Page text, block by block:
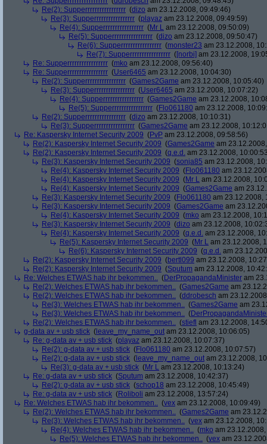
Re(2): Supperrrrrrrrrrrrrrrrr (dizo am 23.12.2008, 09:49:46)
Re(3): Supperrrrrrrrrrrrrrrrr (playaz am 23.12.2008, 09:49:59)
Re(4): Supperrrrrrrrrrrrrrrrr (Mr L am 23.12.2008, 09:50:09)
Re(5): Supperrrrrrrrrrrrrrrrr (dizo am 23.12.2008, 09:50:47)
Re(6): Supperrrrrrrrrrrrrrrrr (monster23 am 23.12.2008,
Re(7): Supperrrrrrrrrrrrrrrrr ([norbi] am 23.12.2008,
Re: Supperrrrrrrrrrrrrrrrr (mko am 23.12.2008, 09:56:40)
Re: Supperrrrrrrrrrrrrrrrr (User6465 am 23.12.2008, 10:04:30)
Re(2): Supperrrrrrrrrrrrrrrrr (Games2Game am 23.12.2008, 10:05:40)
Re(3): Supperrrrrrrrrrrrrrrrr (User6465 am 23.12.2008, 10:07:22)
Re(4): Supperrrrrrrrrrrrrrrrr (Games2Game am 23.12.2008,
Re(5): Supperrrrrrrrrrrrrrrrr (Flo061180 am 23.12.2008,
Re(2): Supperrrrrrrrrrrrrrrrr (dizo am 23.12.2008, 10:10:31)
Re(3): Supperrrrrrrrrrrrrrrrr (Games2Game am 23.12.2008,
Re: Kaspersky Internet Security 2009 (PvP am 23.12.2008, 09:58:56)
Re(2): Kaspersky Internet Security 2009 (Games2Game am
Re(2): Kaspersky Internet Security 2009 (q.e.d. am 23.12.2008,
Re(3): Kaspersky Internet Security 2009 (sonja85 am 23.12.2008,
Re(4): Kaspersky Internet Security 2009 (Flo061180 am
Re(4): Kaspersky Internet Security 2009 (Mr L am 23.12.2008,
Re(4): Kaspersky Internet Security 2009 (Games2Game am
Re(3): Kaspersky Internet Security 2009 (Flo061180 am 23.12.2008,
Re(3): Kaspersky Internet Security 2009 (Games2Game am
Re(4): Kaspersky Internet Security 2009 (mko am 23.12.2008,
Re(3): Kaspersky Internet Security 2009 (dizo am 23.12.2008,
Re(4): Kaspersky Internet Security 2009 (q.e.d. am 23.12.2008,
Re(5): Kaspersky Internet Security 2009 (Mr L am 23.12.2008,
Re(6): Kaspersky Internet Security 2009 (q.e.d. am
Re(2): Kaspersky Internet Security 2009 (bertl099 am 23.12.2008,
Re(2): Kaspersky Internet Security 2009 (Sputum am 23.12.2008,
Re: Welches ETWAS hab ihr bekommen.. (DerPropagandaMinister am
Re(2): Welches ETWAS hab ihr bekommen.. (Games2Game am
Re(2): Welches ETWAS hab ihr bekommen.. (ddrobesch am
Re(3): Welches ETWAS hab ihr bekommen.. (Games2Game am
Re(3): Welches ETWAS hab ihr bekommen.. (
Re(2): Welches ETWAS hab ihr bekommen.. (stiefl am 23.12.2008,
g-data av + usb stick ( leave_my_name_out am 23.12.2008, 10:06:05)
Re: g-data av + usb stick (playaz am 23.12.2008, 10:07:37)
Re(2): g-data av + usb stick (Flo061180 am 23.12.2008, 10:07:57)
Re(2): g-data av + usb stick ( leave_my_name_out am 23.12.2008,
Re(3): g-data av + usb stick (Mr L am 23.12.2008, 10:13:24)
Re: g-data av + usb stick (Sputum am 23.12.2008, 10:42:37)
Re(2): g-data av + usb stick (schop18 am 23.12.2008, 10:45:49)
Re: g-data av + usb stick (Roliboli am 23.12.2008, 13:57:24)
Re: Welches ETWAS hab ihr bekommen.. (vex am 23.12.2008, 10:09:49)
Re(2): Welches ETWAS hab ihr bekommen.. (Games2Game am
Re(3): Welches ETWAS hab ihr bekommen.. (vex am 23.12.2008,
Re(4): Welches ETWAS hab ihr bekommen.. (mko am
Re(5): Welches ETWAS hab ihr bekommen.. (vex am